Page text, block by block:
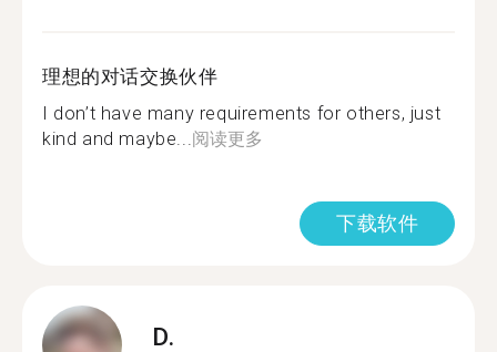
理想的对话交换伙伴
I don’t have many requirements for others, just
kind and maybe... 阅读更多
下载软件
D.